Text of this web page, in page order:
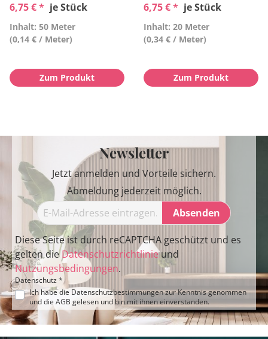
6,75 € * je Stück
Inhalt: 50 Meter
(0,14 € / Meter)
Zum Produkt
6,75 € * je Stück
Inhalt: 20 Meter
(0,34 € / Meter)
Zum Produkt
Newsletter
Jetzt anmelden und Vorteile sichern.
Abmeldung jederzeit möglich.
Absenden
Diese Seite ist durch reCAPTCHA geschützt und es
gelten dieDatenschutzrichtlinieund
Nutzungsbedingungen.
Datenschutz *
Ich habe die Datenschutzbestimmungenzur Kenntnis genommen
und die AGB gelesen und bin mit ihnen einverstanden.